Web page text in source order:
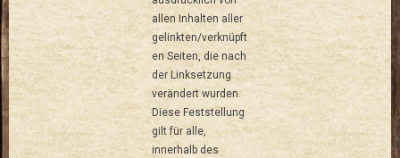
allen Inhalten aller
gelinkten/verknüpft
en Seiten, die nach
der Linksetzung
verändert wurden.
Diese Feststellung
gilt für alle,
innerhalb des